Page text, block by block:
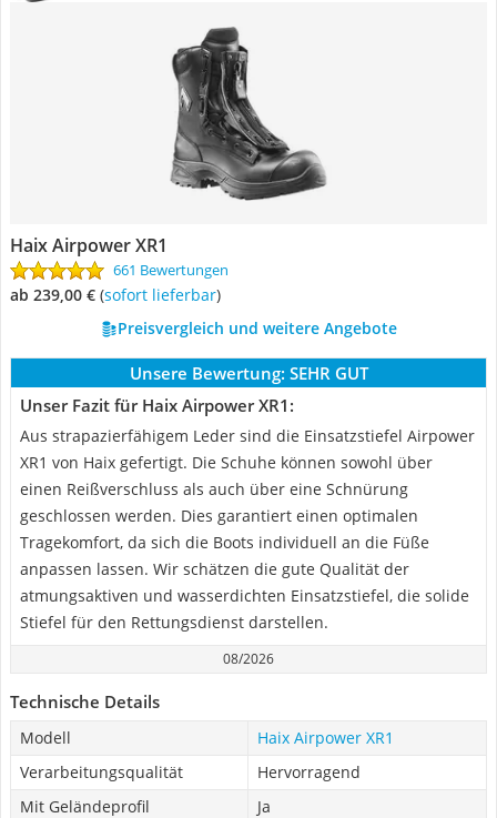
Haix Airpower XR1
661 Bewertungen
ab 239,00 € ( Sofort lieferbar)
Preisvergleich und weitere Angebote
Unsere Bewertung: SEHR GUT
Unser Fazit für Haix Airpower XR1:
Aus strapazierfähigem Leder sind die Einsatzstiefel Airpower
XR1 von Haix gefertigt. Die Schuhe können sowohl über
einen Reißverschluss als auch über eine Schnürung
geschlossen werden. Dies garantiert einen optimalen
Tragekomfort, da sich die Boots individuell an die Füße
anpassen lassen. Wir schätzen die gute Qualität der
atmungsaktiven und wasserdichten Einsatzstiefel, die solide
Stiefel für den Rettungsdienst darstellen.
08/2026
Technische Details
Modell
Haix Airpower XR1
Verarbeitungsqualität
Hervorragend
Mit Geländeprofil
Ja